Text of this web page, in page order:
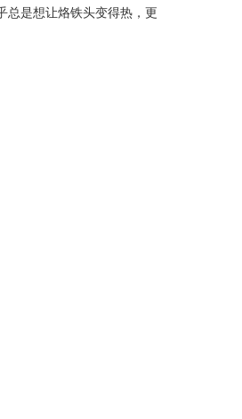
总是想让烙铁头变得热，更